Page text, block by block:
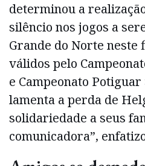
determinou a
silêncio nos jogos a
Grande do Norte neste
válidos pelo
e Campeonato Potiguar
lamenta a perda de
solidariedade a seus
comunicadora”,